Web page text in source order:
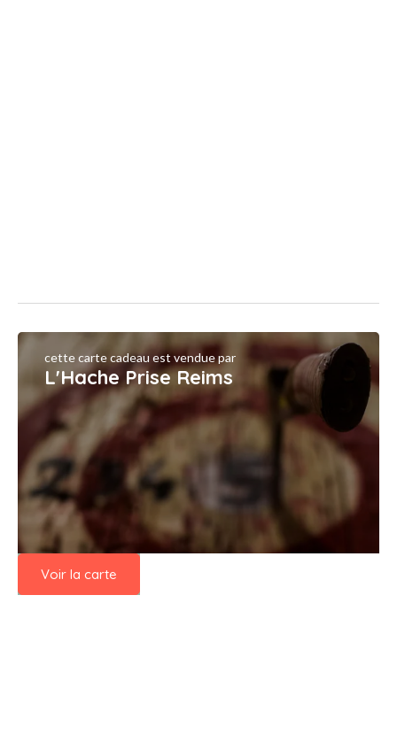
cette carte cadeau est vendue par
L'Hache Prise Reims
Voir la carte